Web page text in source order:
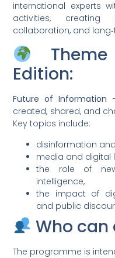
international experts
activities, creating
collaboration, and
Edition:
Future of Information
created, shared, and
Key topics include:
disinformation
media and digital
the role of
intelligence,
the impact of
and public
Who can
The programme is